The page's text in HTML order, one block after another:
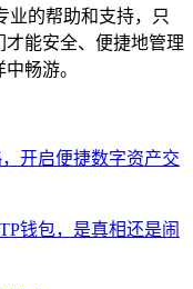
业的帮助和支持，只
能安全、便捷地管理
畅游。
开启便捷数字资产交
钱包，是真相还是闹